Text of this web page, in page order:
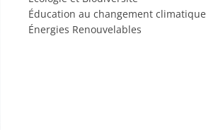
Éducation au changement climatique
Énergies Renouvelables